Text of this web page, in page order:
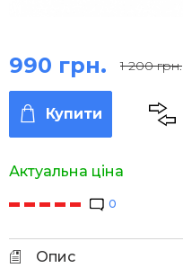
Актуальна ціна
990 грн. 1 200 грн.
Купити
0
Опис